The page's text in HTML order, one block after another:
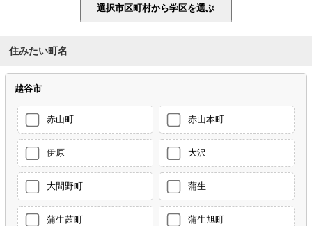
住みたい町名
越谷市
赤山町 赤山本町
伊原 大沢
大間野町 蒲生
蒲生茜町 蒲生旭町